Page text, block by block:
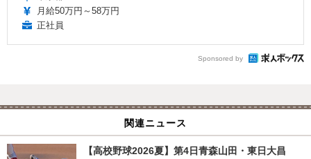
月給50万円～58万円
正社員
Sponsored by
関連ニュース
【高校野球2026夏】第4日青森山田・東日大昌